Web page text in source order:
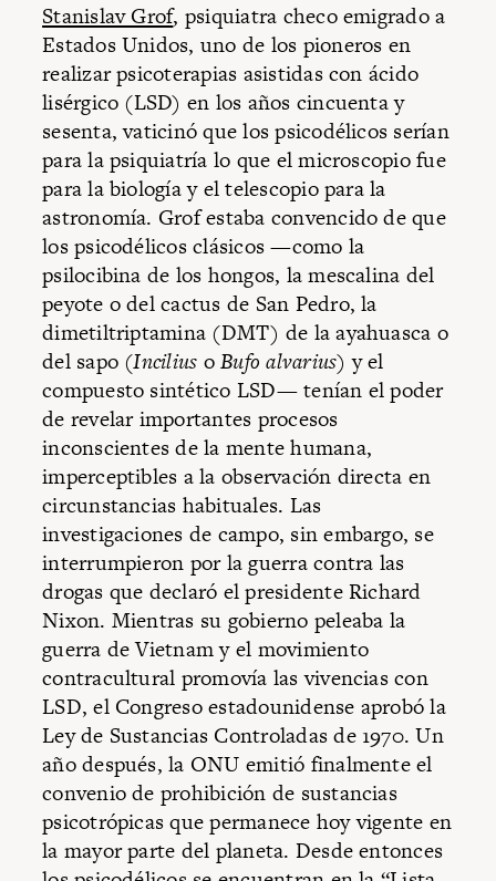
Stanislav Grof, psiquiatra checo emigrado a
Estados Unidos, uno de los pioneros en
realizar psicoterapias asistidas con ácido
lisérgico (LSD) en los años cincuenta y
sesenta, vaticinó que los psicodélicos serían
para la psiquiatría lo que el microscopio fue
para la biología y el telescopio para la
astronomía. Grof estaba convencido de que
los psicodélicos clásicos —como la
psilocibina de los hongos, la mescalina del
peyote o del cactus de San Pedro, la
dimetiltriptamina (DMT) de la ayahuasca o
del sapo (Incilius oBufo alvarius) y el
compuesto sintético LSD— tenían el poder
de revelar importantes procesos
inconscientes de la mente humana,
imperceptibles a la observación directa en
circunstancias habituales. Las
investigaciones de campo, sin embargo, se
interrumpieron por la guerra contra las
drogas que declaró el presidente Richard
Nixon. Mientras su gobierno peleaba la
guerra de Vietnam y el movimiento
contracultural promovía las vivencias con
LSD, el Congreso estadounidense aprobó la
Ley de Sustancias Controladas de 1970. Un
año después, la ONU emitió finalmente el
convenio de prohibición de sustancias
psicotrópicas que permanece hoy vigente en
la mayor parte del planeta. Desde entonces